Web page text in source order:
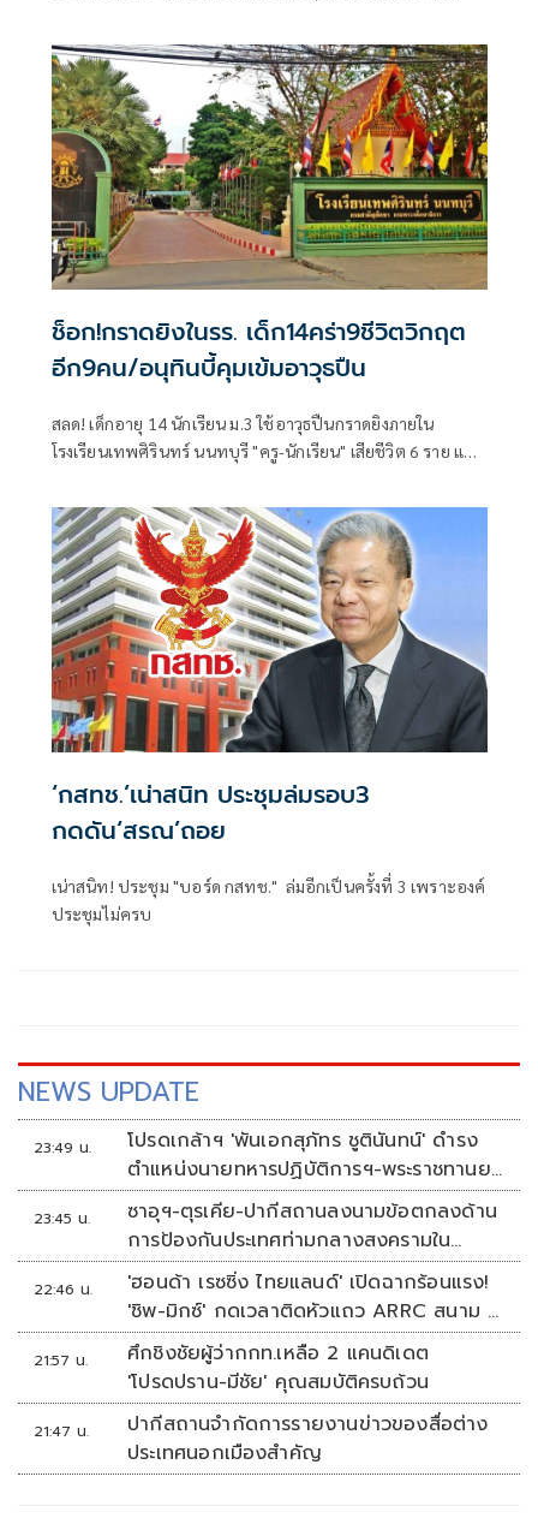
ช็อก!กราดยิงในรร. เด็ก14คร่า9ชีวิตวิกฤต
อีก9คน/อนุทินบี้คุมเข้มอาวุธปืน
สลด! เด็กอายุ 14 นักเรียน ม.3 ใช้อาวุธปืนกราดยิงภายใน
โรงเรียนเทพศิรินทร์ นนทบุรี "ครู-นักเรียน" เสียชีวิต 6 ราย และ
‘กสทช.’เน่าสนิท ประชุมล่มรอบ3
กดดัน‘สรณ’ถอย
เน่าสนิท! ประชุม "บอร์ด กสทช." ล่มอีกเป็นครั้งที่ 3 เพราะองค์
ประชุมไม่ครบ
NEWS UPDATE
23:49 น.
โปรดเกล้าฯ 'พันเอกสุภัทร ชูตินันทน์' ดำรง
ตำแหน่งนายทหารปฏิบัติการฯ-พระราชทานยศ
'พลตรี'
23:45 น.
ซาอุฯ-ตุรเคีย-ปากีสถานลงนามข้อตกลงด้าน
การป้องกันประเทศท่ามกลางสงครามใน
ภูมิภาค
22:46 น.
'ฮอนด้า เรซซิ่ง ไทยแลนด์' เปิดฉากร้อนแรง!
'ชิพ-มิกซ์' กดเวลาติดหัวแถว ARRC สนาม 4
ที่มัลดาลิกา
21:57 น.
ศึกชิงชัยผู้ว่ากกท.เหลือ 2 แคนดิเดต
'โปรดปราน-มีชัย' คุณสมบัติครบถ้วน
21:47 น.
ปากีสถานจำกัดการรายงานข่าวของสื่อต่าง
ประเทศนอกเมืองสำคัญ